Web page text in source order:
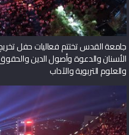
جامعة القدس تختتم فعاليات حفل
الأسنان والدعوة وأصول الدين
والعلوم التربوية والآداب